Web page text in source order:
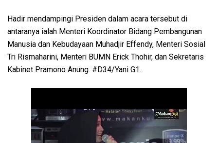
Hadir mendampingi Presiden dalam acara tersebut di
antaranya ialah Menteri Koordinator Bidang Pembangunan
Manusia dan Kebudayaan Muhadjir Effendy, Menteri Sosial
Tri Rismaharini, Menteri BUMN Erick Thohir, dan Sekretaris
Kabinet Pramono Anung. #D34/Yani G1.